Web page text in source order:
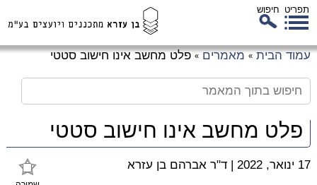
תפריט חיפוש
עמוד הבית » מאמרים » פלט מחשב אינו חישוב סטטי
פלט מחשב אינו חישוב סטטי
17 ינואר, 2022 | ד"ר אברהם בן עזרא